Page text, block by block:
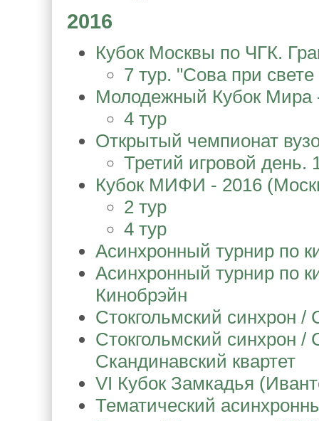
2016
Кубок Москвы по ЧГК.
7 тур. "Сова при
Молодежный Кубок Мира
4 тур
Открытый чемпионат
Третий игровой день.
Кубок МИФИ - 2016
2 тур
4 тур
Асинхронный турнир по
Асинхронный турнир по
Кинобрэйн
Стокгольмский синхрон
Стокгольмский синхрон
Скандинавский квартет
VI Кубок Замкадья
Тематический